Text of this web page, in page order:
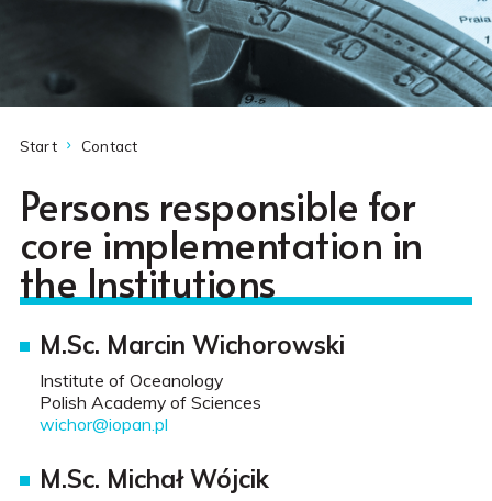
Start Contact
Persons responsible for
core implementation in
the Institutions
M.Sc. Marcin Wichorowski
Institute of Oceanology
Polish Academy of Sciences
wichor@iopan.pl
M.Sc. Michał Wójcik